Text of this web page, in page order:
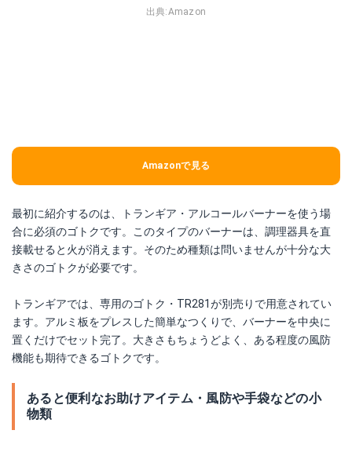
出典:Amazon
Amazonで見る
最初に紹介するのは、トランギア・アルコールバーナーを使う場
合に必須のゴトクです。このタイプのバーナーは、調理器具を直
接載せると火が消えます。そのため種類は問いませんが十分な大
きさのゴトクが必要です。
トランギアでは、専用のゴトク・TR281が別売りで用意されてい
ます。アルミ板をプレスした簡単なつくりで、バーナーを中央に
置くだけでセット完了。大きさもちょうどよく、ある程度の風防
機能も期待できるゴトクです。
あると便利なお助けアイテム・風防や手袋などの小
物類